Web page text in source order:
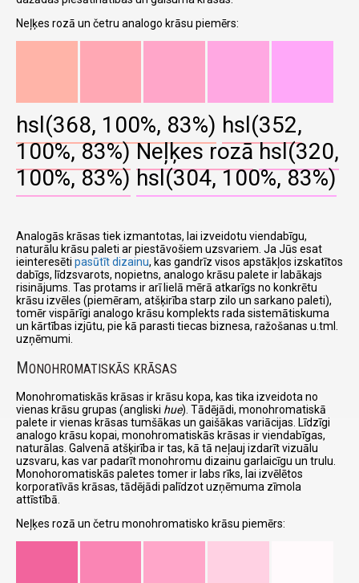
Neļķes rozā un četru analogo krāsu piemērs:
hsl(368, 100%, 83%) hsl(352,
100%, 83%) Neļķes rozā hsl(320,
100%, 83%) hsl(304, 100%, 83%)
Analogās krāsas tiek izmantotas, lai izveidotu viendabīgu,
naturālu krāsu paleti ar piestāvošiem uzsvariem. Ja Jūs esat
ieinteresēti pasūtīt dizainu, kas gandrīz visos apstākļos izskatītos
dabīgs, līdzsvarots, nopietns, analogo krāsu palete ir labākajs
risinājums. Tas protams ir arī lielā mērā atkarīgs no konkrētu
krāsu izvēles (piemēram, atšķirība starp zilo un sarkano paleti),
tomēr vispārīgi analogo krāsu komplekts rada sistemātiskuma
un kārtības izjūtu, pie kā parasti tiecas biznesa, ražošanas u.tml.
uzņēmumi.
MONOHROMATISKĀS KRĀSAS
Monohromatiskās krāsas ir krāsu kopa, kas tika izveidota no
vienas krāsu grupas (angliski hue). Tādējādi, monohromatiskā
palete ir vienas krāsas tumšākas un gaišākas variācijas. Līdzīgi
analogo krāsu kopai, monohromatiskās krāsas ir viendabīgas,
naturālas. Galvenā atšķirība ir tas, kā tā neļauj izdarīt vizuālu
uzsvaru, kas var padarīt monohromu dizainu garlaicīgu un trulu.
Monohoromatiskās paletes tomer ir labs rīks, lai izvēlētos
korporatīvās krāsas, tādējādi palīdzot uzņēmuma zīmola
attīstībā.
Neļķes rozā un četru monohromatisko krāsu piemērs: